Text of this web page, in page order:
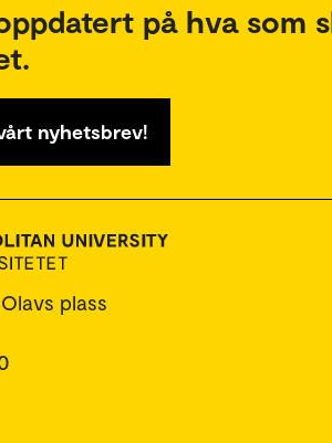
på hva som
nyhetsbrev!
plass